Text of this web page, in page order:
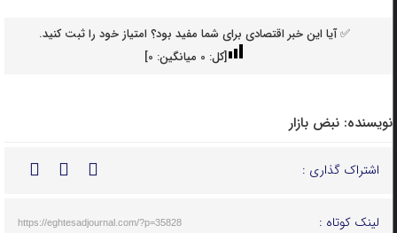
✅ آیا این خبر اقتصادی برای شما مفید بود؟ امتیاز خود را ثبت کنید.
[کل: 0میانگین: 0
]
نویسنده: نبض بازار
اشتراک گذاری :
لینک کوتاه : https://eghtesadjournal.com/?p=35828